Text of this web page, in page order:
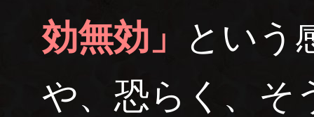
効無効」
という
や、恐らく、そ